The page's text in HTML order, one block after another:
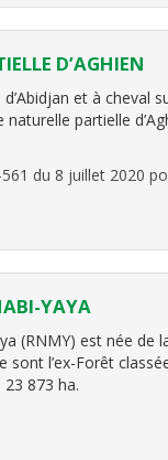
D’AGHIEN
et à cheval
partielle
du 8 juillet 2020
YAYA
(RNMY) est née
sont l’ex-Forêt
23 873 ha.